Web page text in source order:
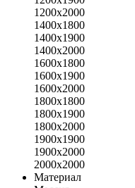
1200х2000
1400х1800
1400х1900
1400х2000
1600х1800
1600х1900
1600х2000
1800х1800
1800х1900
1800х2000
1900х1900
1900х2000
2000х2000
Материал